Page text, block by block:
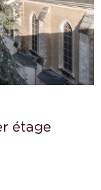
étage